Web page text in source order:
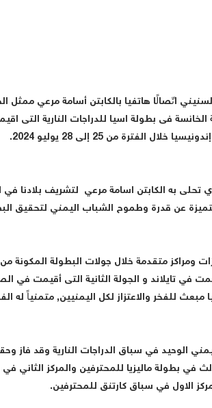
اتّصالًا هاتفيا بالكابتن أسامة مرعي ممثل
الخانسة فى بطولة اسيا للدراجات النارية التى
الفترة من 25 إلى 28 يوليو 2024.
تحلى به الكابتن اسامة مرعي لتشريف بلادنا في
عن قدرة وطموح الشباب اليمني لتحقيق
ومراكز متقدمة خلال جولات البطولة
في تايلاند و الجولة الثانية التى أقيمت في
مبعث للفخر والاعتزاز لكل اليمنيين, متمنياً له
الوحيد في سباق الدراجات النارية وقد فاز
في بطولة ماليزيا للمحترفين والمركز الثاني في
الاول في سباق كارتنق للمحترفين.